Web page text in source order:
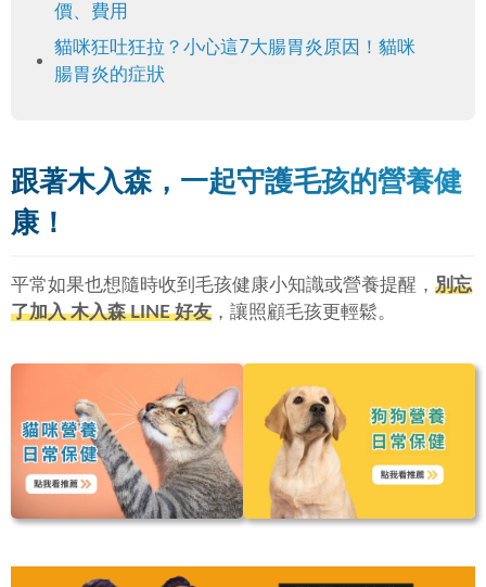
價、費用
貓咪狂吐狂拉？小心這7大腸胃炎原因！貓咪
腸胃炎的症狀
跟著木入森，一起守護毛孩的營養健
康！
平常如果也想隨時收到毛孩健康小知識或營養提醒， 別忘
了加入 木入森 LINE 好友 ，讓照顧毛孩更輕鬆。